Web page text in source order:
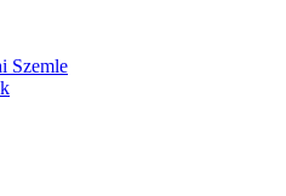
Szemle